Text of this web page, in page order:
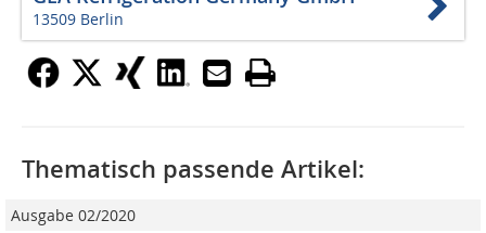
13509 Berlin
Thematisch passende Artikel:
Ausgabe 02/2020